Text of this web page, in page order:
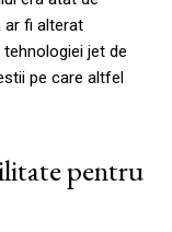
ar fi alterat
jet de
pe care altfel
pentru